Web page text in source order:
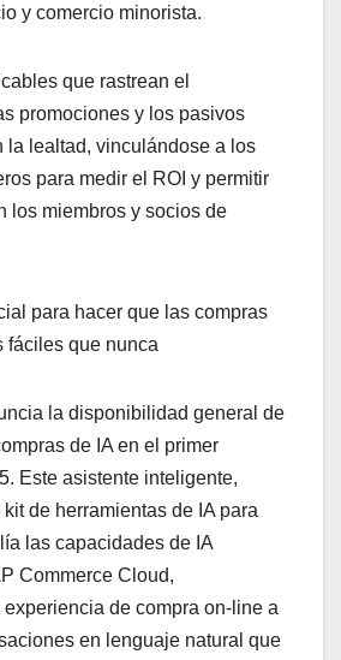
y comercio minorista.
que rastrean el
promociones y los pasivos
la lealtad, vinculándose a los
para medir el ROI y permitir
los miembros y socios de
para hacer que las compras
fáciles que nunca
la disponibilidad general de
de IA en el primer
Este asistente inteligente,
de herramientas de IA para
las capacidades de IA
Commerce Cloud,
de compra on-line a
en lenguaje natural que